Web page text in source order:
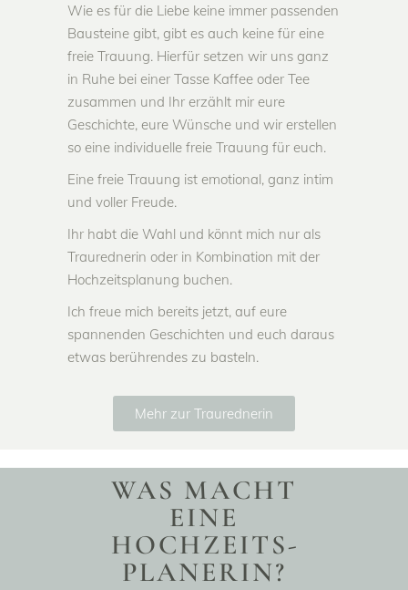
Wie es für die Liebe keine immer passenden
Bausteine gibt, gibt es auch keine für eine
freie Trauung. Hierfür setzen wir uns ganz
in Ruhe bei einer Tasse Kaffee oder Tee
zusammen und Ihr erzählt mir eure
Geschichte, eure Wünsche und wir erstellen
so eine individuelle freie Trauung für euch.
Eine freie Trauung ist emotional, ganz intim
und voller Freude.
Ihr habt die Wahl und könnt mich nur als
Traurednerin oder in Kombination mit der
Hochzeitsplanung buchen.
Ich freue mich bereits jetzt, auf eure
spannenden Geschichten und euch daraus
etwas berührendes zu basteln.
Mehr zur Traurednerin
WAS MACHT
EINE
HOCHZEITS­
PLANERIN?